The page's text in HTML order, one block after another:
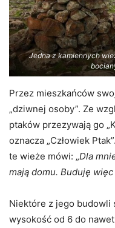
Jedna z kamiennych
Przez mieszkańców
„dziwnej osoby”. Ze
ptaków przezywają go
oznacza „Człowiek
te wieże mówi: „Dla
mają domu. Buduję
Niektóre z jego budowli
wysokość od 6 do